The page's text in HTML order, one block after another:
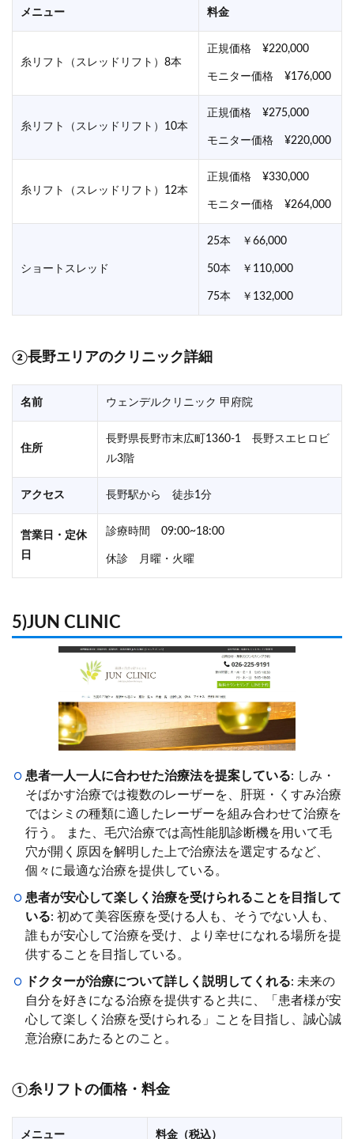
メニュー 料金
糸リフト（スレッドリフト）8本
正規価格 ¥220,000
モニター価格 ¥176,000
糸リフト（スレッドリフト）10本
正規価格 ¥275,000
モニター価格 ¥220,000
糸リフト（スレッドリフト）12本
正規価格 ¥330,000
モニター価格 ¥264,000
ショートスレッド
25本 ￥66,000
50本 ￥110,000
75本 ￥132,000
②長野エリアのクリニック詳細
名前 ウェンデルクリニック 甲府院
住所
長野県長野市末広町1360-1 長野スエヒロビ
ル3階
アクセス 長野駅から 徒歩1分
営業日・定休
日
診療時間 09:00~18:00
休診 月曜・火曜
5)JUN CLINIC
患者一人一人に合わせた治療法を提案している: しみ・
そばかす治療では複数のレーザーを、肝斑・くすみ治療
ではシミの種類に適したレーザーを組み合わせて治療を
行う。 また、毛穴治療では高性能肌診断機を用いて毛
穴が開く原因を解明した上で治療法を選定するなど、
個々に最適な治療を提供している。
患者が安心して楽しく治療を受けられることを目指して
いる: 初めて美容医療を受ける人も、そうでない人も、
誰もが安心して治療を受け、より幸せになれる場所を提
供することを目指している。
ドクターが治療について詳しく説明してくれる: 未来の
自分を好きになる治療を提供すると共に、「患者様が安
心して楽しく治療を受けられる」ことを目指し、誠心誠
意治療にあたるとのこと。
①糸リフトの価格・料金
メニュー 料金（税込）